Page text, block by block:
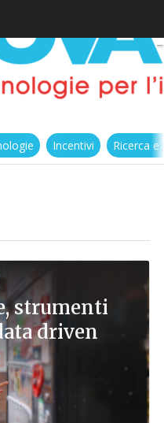
Incentivi Ricerca
strumenti
driven